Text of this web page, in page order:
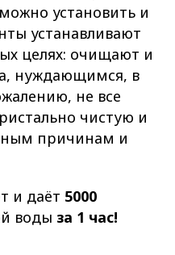
установить и
устанавливают
целях: очищают и
нуждающимся, в
не все
чистую и
причинам и
и даёт 5000
воды за 1 час!